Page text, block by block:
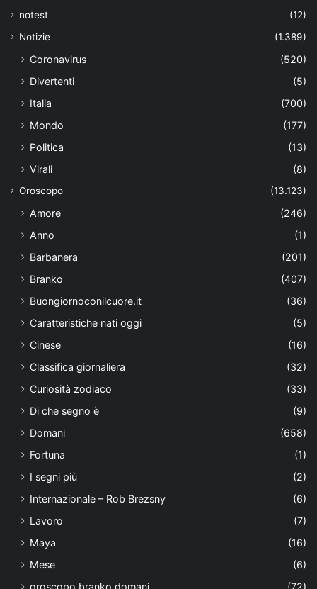
notest
(12)
Notizie
(1.389)
Coronavirus
(520)
Divertenti
(5)
Italia
(700)
Mondo
(177)
Politica
(13)
Virali
(8)
Oroscopo (13.123)
Amore
(246)
Anno
(1)
Barbanera
(201)
Branko
(407)
Buongiornoconilcuore.it
(36)
Caratteristiche nati oggi
(5)
Cinese
(16)
Classifica giornaliera
(32)
Curiosità zodiaco
(33)
Di che segno è
(9)
Domani
(658)
Fortuna
(1)
I segni più
(2)
Internazionale – Rob Brezsny
(6)
Lavoro
(7)
Maya
(16)
Mese
(6)
oroscopo branko domani
(72)